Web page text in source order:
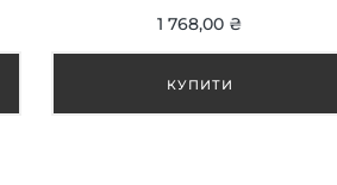
1 768,00 ₴